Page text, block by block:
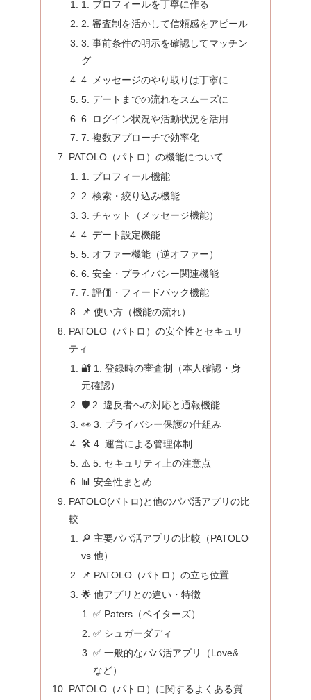
1. プロフィールを丁寧に作る
2. 審査制を活かして信頼感をアピール
3. 事前条件の明示を確認してマッチン
グ
4. メッセージのやり取りは丁寧に
5. デートまでの流れをスムーズに
6. ログイン状況や活動状況を活用
7. 複数アプローチで効率化
PATOLO（パトロ）の機能について
1. プロフィール機能
2. 検索・絞り込み機能
3. チャット（メッセージ機能）
4. デート設定機能
5. オファー機能（逆オファー）
6. 安全・プライバシー関連機能
7. 評価・フィードバック機能
📌 使い方（機能の流れ）
PATOLO（パトロ）の安全性とセキュリ
ティ
🔐 1. 登録時の審査制（本人確認・身
元確認）
🛡 2. 違反者への対応と通報機能
👀 3. プライバシー保護の仕組み
🛠 4. 運営による管理体制
⚠️ 5. セキュリティ上の注意点
📊 安全性まとめ
PATOLO(パトロ)と他のパパ活アプリの比
較
🔎 主要パパ活アプリの比較（PATOLO
vs 他）
📌 PATOLO（パトロ）の立ち位置
🌟 他アプリとの違い・特徴
✅ Paters（ペイターズ）
✅ シュガーダディ
✅ 一般的なパパ活アプリ（Love&
など）
PATOLO（パトロ）に関するよくある質